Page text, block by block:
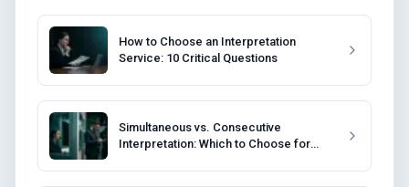
How to Choose an Interpretation
Service: 10 Critical Questions
Simultaneous vs. Consecutive
Interpretation: Which to Choose for